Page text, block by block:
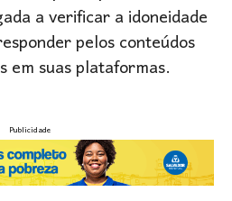
a verificar a idoneidade
pelos conteúdos
em suas plataformas.
Publicidade